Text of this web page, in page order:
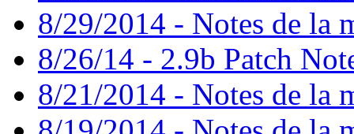
8/29/2014 - Notes de la
8/26/14 - 2.9b Patch
8/21/2014 - Notes de la